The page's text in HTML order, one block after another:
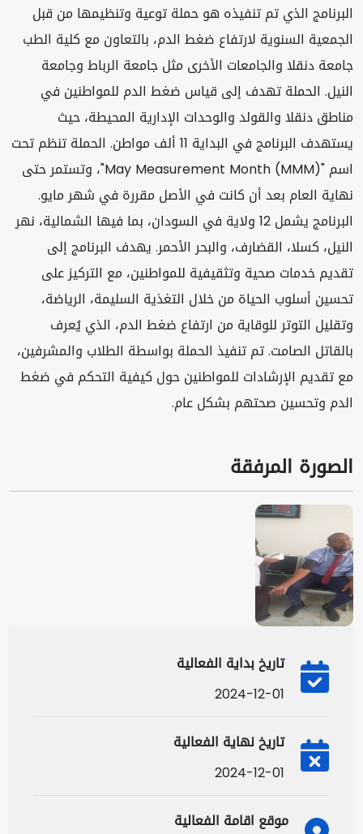
البرنامج الذي تم تنفيذه هو حملة توعية وتنظيمها من قبل
الجمعية السنوية لارتفاع ضغط الدم، بالتعاون مع كلية الطب
جامعة دنقلا والجامعات الأخرى مثل جامعة الرباط وجامعة
النيل. الحملة تهدف إلى قياس ضغط الدم للمواطنين في
مناطق دنقلا والقولد والوحدات الإدارية المحيطة، حيث
يستهدف البرنامج في البداية 11 ألف مواطن. الحملة تنظم تحت
اسم "May Measurement Month (MMM)"، وتستمر حتى
نهاية العام بعد أن كانت في الأصل مقررة في شهر مايو.
البرنامج يشمل 12 ولاية في السودان، بما فيها الشمالية، نهر
النيل، كسلا، القضارف، والبحر الأحمر. يهدف البرنامج إلى
تقديم خدمات صحية وتثقيفية للمواطنين، مع التركيز على
تحسين أسلوب الحياة من خلال التغذية السليمة، الرياضة،
وتقليل التوتر للوقاية من ارتفاع ضغط الدم، الذي يُعرف
بالقاتل الصامت. تم تنفيذ الحملة بواسطة الطلاب والمشرفين،
مع تقديم الإرشادات للمواطنين حول كيفية التحكم في ضغط
الدم وتحسين صحتهم بشكل عام.
الصورة المرفقة
تاريخ بداية الفعالية
2024-12-01
تاريخ نهاية الفعالية
2024-12-01
موقع اقامة الفعالية